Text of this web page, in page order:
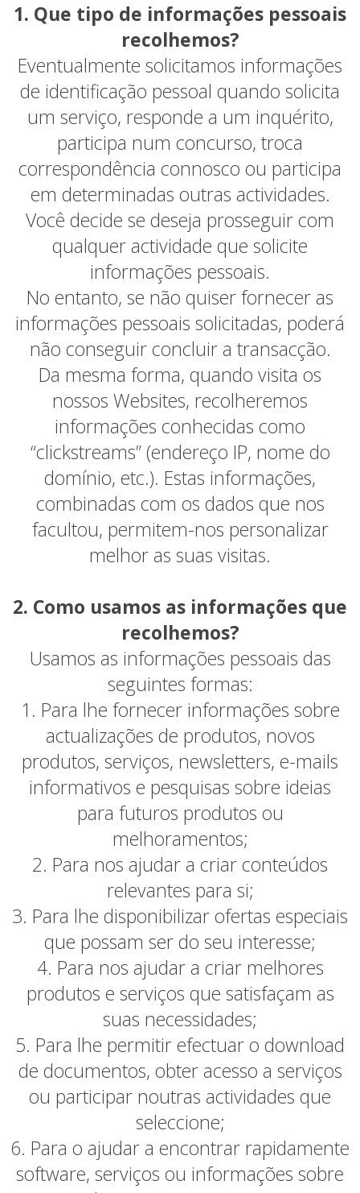
1. Que tipo de informações pessoais
recolhemos?
Eventualmente solicitamos informações
de identificação pessoal quando solicita
um serviço, responde a um inquérito,
participa num concurso, troca
correspondência connosco ou participa
em determinadas outras actividades.
Você decide se deseja prosseguir com
qualquer actividade que solicite
informações pessoais.
No entanto, se não quiser fornecer as
informações pessoais solicitadas, poderá
não conseguir concluir a transacção.
Da mesma forma, quando visita os
nossos Websites, recolheremos
informações conhecidas como
“clickstreams” (endereço IP, nome do
domínio, etc.). Estas informações,
combinadas com os dados que nos
facultou, permitem-nos personalizar
melhor as suas visitas.
2. Como usamos as informações que
recolhemos?
Usamos as informações pessoais das
seguintes formas:
1. Para lhe fornecer informações sobre
actualizações de produtos, novos
produtos, serviços, newsletters, e-mails
informativos e pesquisas sobre ideias
para futuros produtos ou
melhoramentos;
2. Para nos ajudar a criar conteúdos
relevantes para si;
3. Para lhe disponibilizar ofertas especiais
que possam ser do seu interesse;
4. Para nos ajudar a criar melhores
produtos e serviços que satisfaçam as
suas necessidades;
5. Para lhe permitir efectuar o download
de documentos, obter acesso a serviços
ou participar noutras actividades que
seleccione;
6. Para o ajudar a encontrar rapidamente
software, serviços ou informações sobre